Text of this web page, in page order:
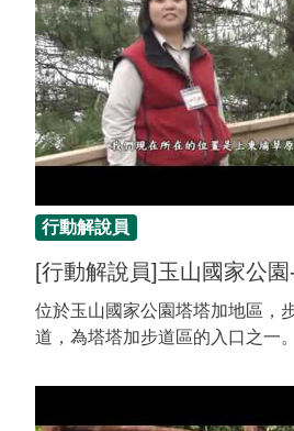
行動解說員
[行動解說員]玉山國家公
位於玉山國家公園塔塔加地區，
道，為塔塔加步道區的入口之一
埔山中間之山稜，上東埔草原步